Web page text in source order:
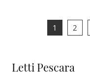
1 2
Letti Pescara